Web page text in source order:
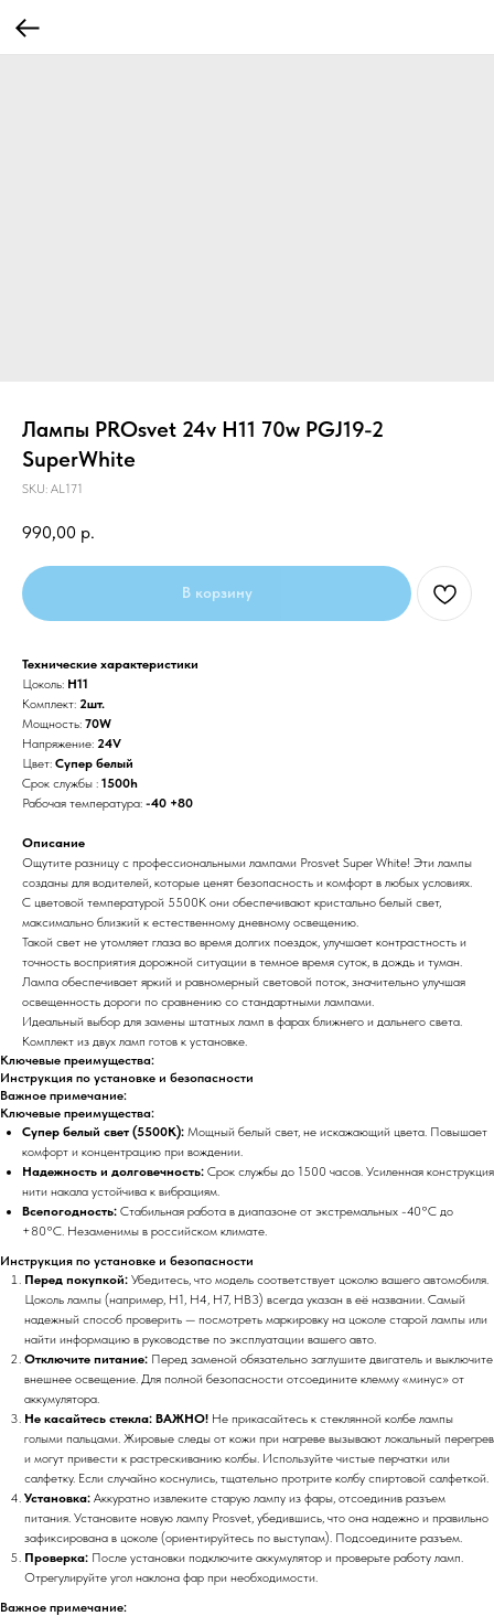
Лампы PROsvet 24v H11 70w PGJ19-2
SuperWhite
SKU: AL171
990,00 р.
В корзину
Технические характеристики
Цоколь: H11
Комплект: 2шт.
Мощность: 70W
Напряжение: 24V
Цвет: Супер белый
Срок службы : 1500h
Рабочая температура: -40 +80
Описание
Ощутите разницу с профессиональными лампами Prosvet Super White! Эти лампы
созданы для водителей, которые ценят безопасность и комфорт в любых условиях.
С цветовой температурой 5500К они обеспечивают кристально белый свет,
максимально близкий к естественному дневному освещению.
Такой свет не утомляет глаза во время долгих поездок, улучшает контрастность и
точность восприятия дорожной ситуации в темное время суток, в дождь и туман.
Лампа обеспечивает яркий и равномерный световой поток, значительно улучшая
освещенность дороги по сравнению со стандартными лампами.
Идеальный выбор для замены штатных ламп в фарах ближнего и дальнего света.
Комплект из двух ламп готов к установке.
Ключевые преимущества:
Инструкция по установке и безопасности
Важное примечание:
Ключевые преимущества:
Супер белый свет (5500К): Мощный белый свет, не искажающий цвета. Повышает
комфорт и концентрацию при вождении.
Надежность и долговечность: Срок службы до 1500 часов. Усиленная конструкция
нити накала устойчива к вибрациям.
Всепогодность: Стабильная работа в диапазоне от экстремальных -40°C до
+80°C. Незаменимы в российском климате.
Инструкция по установке и безопасности
Перед покупкой: Убедитесь, что модель соответствует цоколю вашего автомобиля.
Цоколь лампы (например, H1, H4, H7, HB3) всегда указан в её названии. Самый
надежный способ проверить — посмотреть маркировку на цоколе старой лампы или
найти информацию в руководстве по эксплуатации вашего авто.
Отключите питание: Перед заменой обязательно заглушите двигатель и выключите
внешнее освещение. Для полной безопасности отсоедините клемму «минус» от
аккумулятора.
Не касайтесь стекла: ВАЖНО! Не прикасайтесь к стеклянной колбе лампы
голыми пальцами. Жировые следы от кожи при нагреве вызывают локальный перегрев
и могут привести к растрескиванию колбы. Используйте чистые перчатки или
салфетку. Если случайно коснулись, тщательно протрите колбу спиртовой салфеткой.
Установка: Аккуратно извлеките старую лампу из фары, отсоединив разъем
питания. Установите новую лампу Prosvet, убедившись, что она надежно и правильно
зафиксирована в цоколе (ориентируйтесь по выступам). Подсоедините разъем.
Проверка: После установки подключите аккумулятор и проверьте работу ламп.
Отрегулируйте угол наклона фар при необходимости.
Важное примечание: